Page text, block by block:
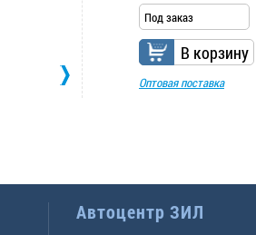
Под заказ
В корзину
Оптовая поставка
Автоцентр ЗИЛ